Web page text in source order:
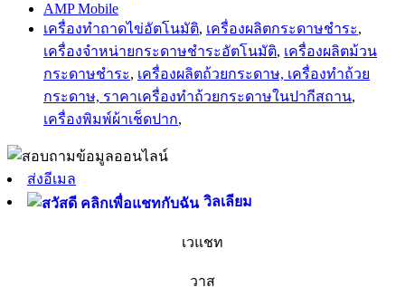
AMP Mobile
เครื่องทำถาดไข่อัตโนมัติ, เครื่องผลิตกระดาษชำระ,
เครื่องจำหน่ายกระดาษชำระอัตโนมัติ, เครื่องผลิตม้วน
กระดาษชำระ, เครื่องผลิตถ้วยกระดาษ, เครื่องทำถ้วย
กระดาษ, ราคาเครื่องทำถ้วยกระดาษในปากีสถาน,
เครื่องพิมพ์ผ้าเช็ดปาก,
ส่งอีเมล
วิลเลียม
เวแชท
วาส